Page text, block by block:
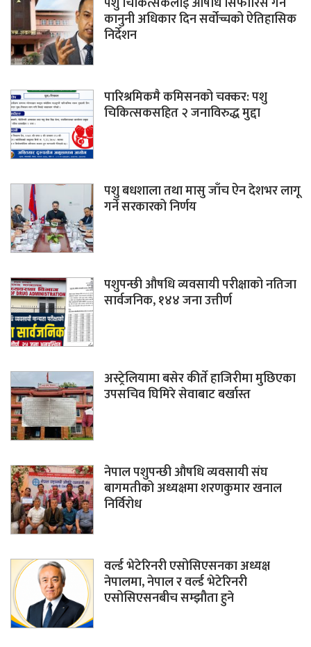
कानुनी अधिकार दिन सर्वोच्चको ऐतिहासिक
निर्देशन
पारिश्रमिकमै कमिसनको चक्कर: पशु
चिकित्सकसहित २ जनाविरुद्ध मुद्दा
पशु बधशाला तथा मासु जाँच ऐन देशभर लागू
गर्ने सरकारको निर्णय
पशुपन्छी औषधि व्यवसायी परीक्षाको नतिजा
सार्वजनिक, १४४ जना उत्तीर्ण
अस्ट्रेलियामा बसेर कीर्ते हाजिरीमा मुछिएका
उपसचिव घिमिरे सेवाबाट बर्खास्त
नेपाल पशुपन्छी औषधि व्यवसायी संघ
बागमतीको अध्यक्षमा शरणकुमार खनाल
निर्विरोध
वर्ल्ड भेटेरिनरी एसोसिएसनका अध्यक्ष
नेपालमा, नेपाल र वर्ल्ड भेटेरिनरी
एसोसिएसनबीच सम्झौता हुने